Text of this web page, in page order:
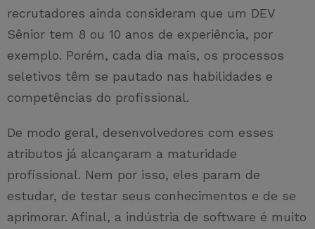
recrutadores ainda consideram que um DEV
Sênior tem 8 ou 10 anos de experiência, por
exemplo. Porém, cada dia mais, os processos
seletivos têm se pautado nas habilidades e
competências do profissional.
De modo geral, desenvolvedores com esses
atributos já alcançaram a maturidade
profissional. Nem por isso, eles param de
estudar, de testar seus conhecimentos e de se
aprimorar. Afinal, a indústria de software é muito